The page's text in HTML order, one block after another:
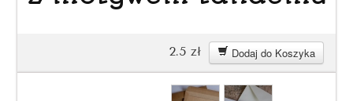
Dodaj do Koszyka
2.5zł